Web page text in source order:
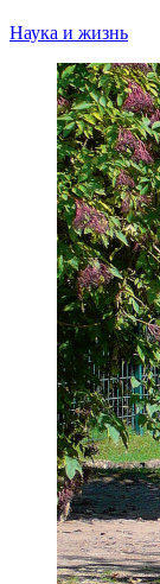
Наука и жизнь